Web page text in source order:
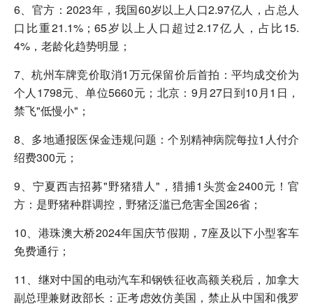
6、官方：2023年，我国60岁以上人口2.97亿人，占总人
口比重21.1%；65岁以上人口超过2.17亿人，占比15.
4%，老龄化趋势明显；
7、杭州车牌竞价取消1万元保留价后首拍：平均成交价为
个人1798元、单位5660元；北京：9月27日到10月1日，
禁飞"低慢小"；
8、多地通报医保金违规问题：个别精神病院每拉1人付介
绍费300元；
9、宁夏西吉招募"野猪猎人"，猎捕1头赏金2400元！官
方：是野猪种群调控，野猪泛滥已危害全国26省；
10、港珠澳大桥2024年国庆节假期，7座及以下小型客车
免费通行；
11、继对中国的电动汽车和钢铁征收高额关税后，加拿大
副总理兼财政部长：正考虑效仿美国，禁止从中国和俄罗